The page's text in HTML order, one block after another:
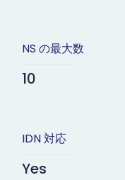
NS の最大数
10
IDN 対応
Yes